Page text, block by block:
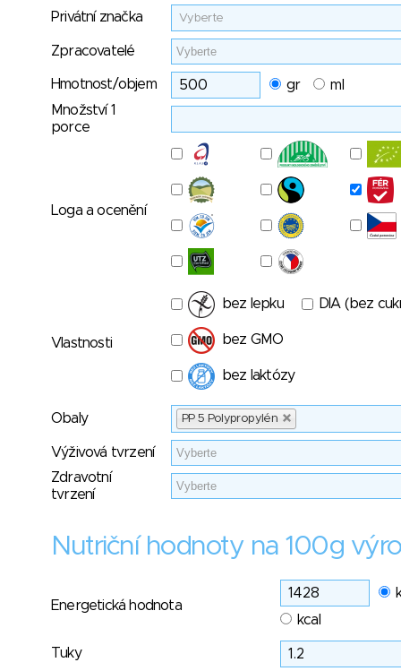
Privátní značka Vyberte
Zpracovatelé
Hmotnost/objem gr
ml
Množství 1
porce
Loga a ocenění
Vlastnosti
bez lepku DIA (bez
bez GMO
bez laktózy
Obaly PP 5 Polypropylén
Výživová tvrzení
Zdravotní
tvrzení
Nutriční hodnoty na 100g
Energetická hodnota
kcal
Tuky